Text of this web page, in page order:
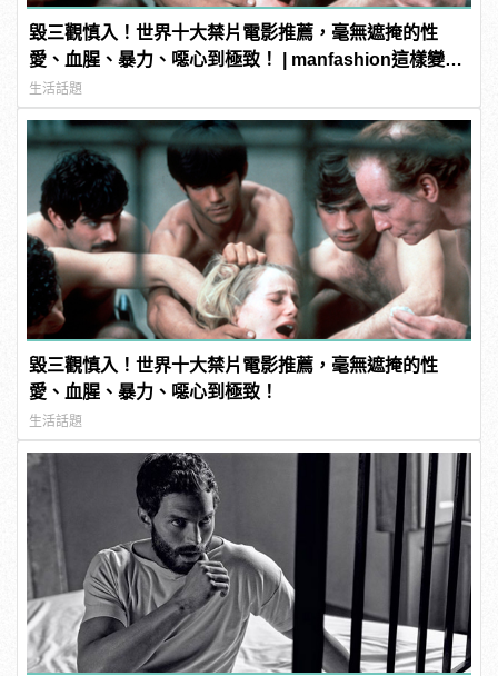
毀三觀慎入！世界十大禁片電影推薦，毫無遮掩的性
愛、血腥、暴力、噁心到極致！ | manfashion這樣變型
男
生活話題
毀三觀慎入！世界十大禁片電影推薦，毫無遮掩的性
愛、血腥、暴力、噁心到極致！
生活話題